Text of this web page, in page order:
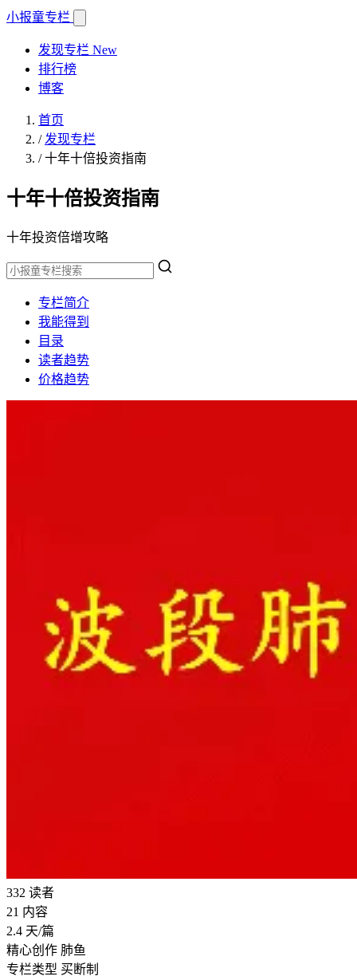
小报童专栏
发现专栏 New
排行榜
博客
首页
/ 发现专栏
/十年十倍投资指南
十年十倍投资指南
十年投资倍增攻略
专栏简介
我能得到
目录
读者趋势
价格趋势
332 读者
21 内容
2.4 天/篇
精心创作 肺鱼
专栏类型 买断制